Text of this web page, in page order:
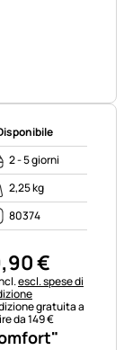
2 - 5 giorni
2,25 kg
80374
,90€
fiscali:
escl. spese di
gratuita a
da 149 €